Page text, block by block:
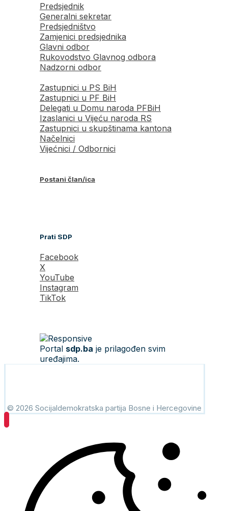
Predsjednik
Generalni sekretar
Predsjedništvo
Zamjenici predsjednika
Glavni odbor
Rukovodstvo Glavnog odbora
Nadzorni odbor
Zastupnici u PS BiH
Zastupnici u PF BiH
Delegati u Domu naroda PFBiH
Izaslanici u Vijeću naroda RS
Zastupnici u skupštinama kantona
Načelnici
Vijećnici / Odbornici
Postani član/ica
Prati SDP
Facebook
X
YouTube
Instagram
TikTok
Portal sdp.ba je prilagođen svim
uređajima.
© 2026 Socijaldemokratska partija Bosne i Hercegovine